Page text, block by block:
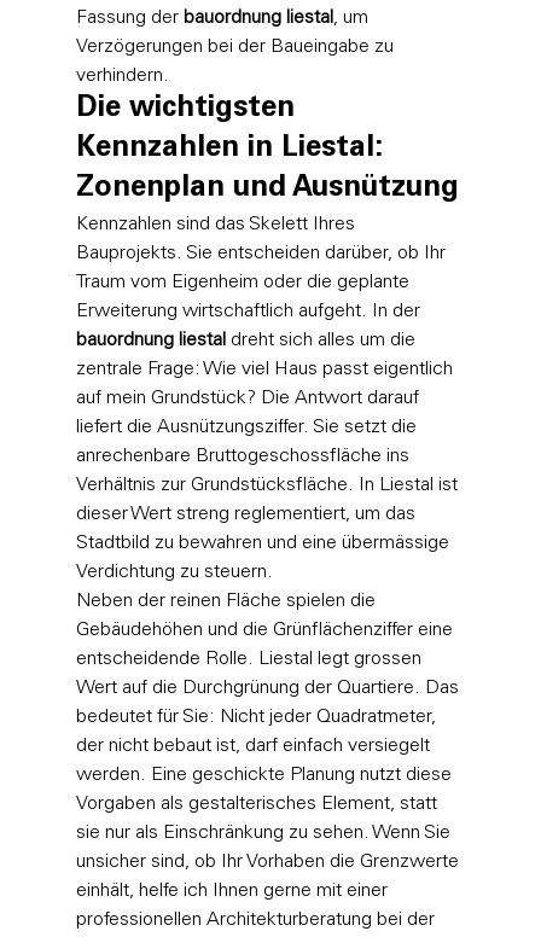
Fassung der bauordnung liestal , um
Verzögerungen bei der Baueingabe zu
verhindern.
Die wichtigsten
Kennzahlen in Liestal:
Zonenplan und Ausnützung
Kennzahlen sind das Skelett Ihres
Bauprojekts. Sie entscheiden darüber, ob Ihr
Traum vom Eigenheim oder die geplante
Erweiterung wirtschaftlich aufgeht. In der
bauordnung liestal dreht sich alles um die
zentrale Frage: Wie viel Haus passt eigentlich
auf mein Grundstück? Die Antwort darauf
liefert die Ausnützungsziffer. Sie setzt die
anrechenbare Bruttogeschossfläche ins
Verhältnis zur Grundstücksfläche. In Liestal ist
dieser Wert streng reglementiert, um das
Stadtbild zu bewahren und eine übermässige
Verdichtung zu steuern.
Neben der reinen Fläche spielen die
Gebäudehöhen und die Grünflächenziffer eine
entscheidende Rolle. Liestal legt grossen
Wert auf die Durchgrünung der Quartiere. Das
bedeutet für Sie: Nicht jeder Quadratmeter,
der nicht bebaut ist, darf einfach versiegelt
werden. Eine geschickte Planung nutzt diese
Vorgaben als gestalterisches Element, statt
sie nur als Einschränkung zu sehen. Wenn Sie
unsicher sind, ob Ihr Vorhaben die Grenzwerte
einhält, helfe ich Ihnen gerne mit einer
professionellen Architekturberatung bei der